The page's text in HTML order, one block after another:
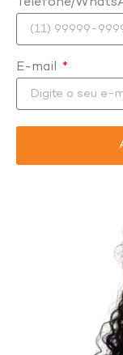
Telefone/
E-mail